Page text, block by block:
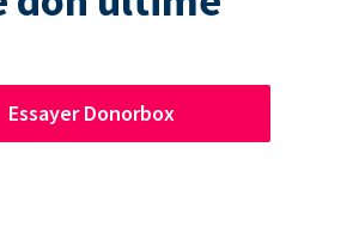
Essayer Donorbox